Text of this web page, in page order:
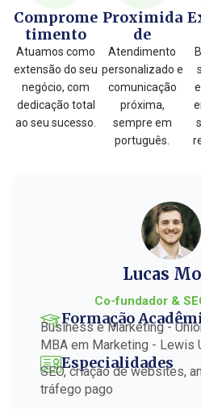
Comprome
timento
Atuamos como
extensão do seu
negócio, com
dedicação total
ao seu sucesso.
Proximida
de
Atendimento
personalizado e
comunicação
próxima,
sempre em
português.
Lucas
Co-fundador &
Formação
Business e Marketing -
MBA em Marketing - Lewis
Especialidades
SEO, criação de websites,
tráfego pago